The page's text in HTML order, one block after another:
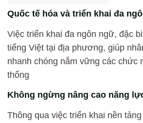
Quốc tế hóa và triển khai đa
Việc triển khai đa ngôn ngữ, đặc
tiếng Việt tại địa phương, giúp
nhanh chóng nắm vững các chức
thống
Không ngừng nâng cao năng
Thông qua việc triển khai nền